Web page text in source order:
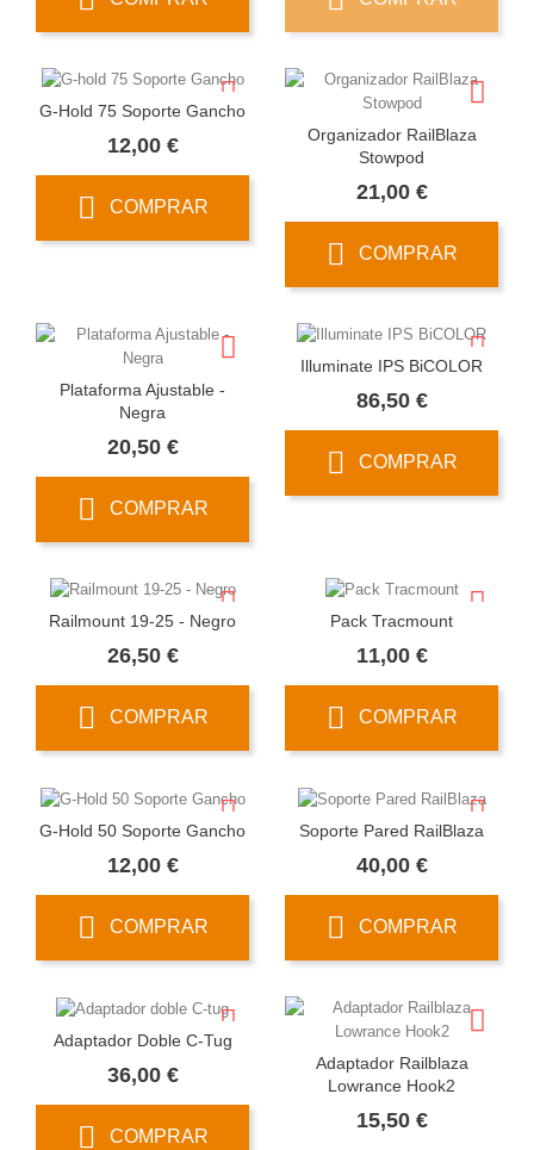
G-Hold 75 Soporte Gancho
12,00 €Precio
COMPRAR
Organizador RailBlaza
Stowpod
21,00 €Precio
COMPRAR
Plataforma Ajustable -
Negra
20,50 €Precio
COMPRAR
Illuminate IPS BiCOLOR
86,50 €Precio
COMPRAR
Railmount 19-25 - Negro
26,50 €Precio
COMPRAR
Pack Tracmount
11,00 €Precio
COMPRAR
G-Hold 50 Soporte Gancho
12,00 €Precio
COMPRAR
Soporte Pared RailBlaza
40,00 €Precio
COMPRAR
Adaptador Doble C-Tug
36,00 €Precio
COMPRAR
Adaptador Railblaza
Lowrance Hook2
15,50 €Precio